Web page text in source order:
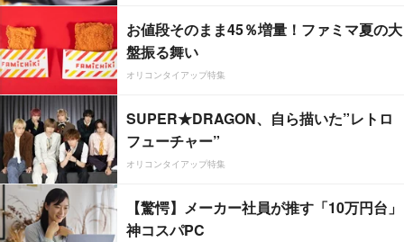
お値段そのまま45％増量！ファミマ夏の大
盤振る舞い
オリコンタイアップ特集
SUPER★DRAGON、自ら描いた”レトロ
フューチャー”
オリコンタイアップ特集
【驚愕】メーカー社員が推す「10万円台」
神コスパPC